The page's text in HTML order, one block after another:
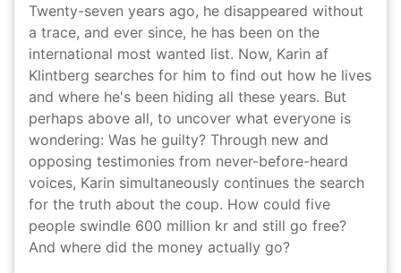
Twenty-seven years ago, he disappeared without
a trace, and ever since, he has been on the
international most wanted list. Now, Karin af
Klintberg searches for him to find out how he lives
and where he's been hiding all these years. But
perhaps above all, to uncover what everyone is
wondering: Was he guilty? Through new and
opposing testimonies from never-before-heard
voices, Karin simultaneously continues the search
for the truth about the coup. How could five
people swindle 600 million kr and still go free?
And where did the money actually go?